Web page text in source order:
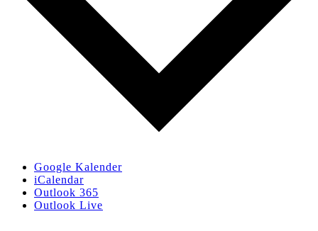
Google Kalender
iCalendar
Outlook 365
Outlook Live